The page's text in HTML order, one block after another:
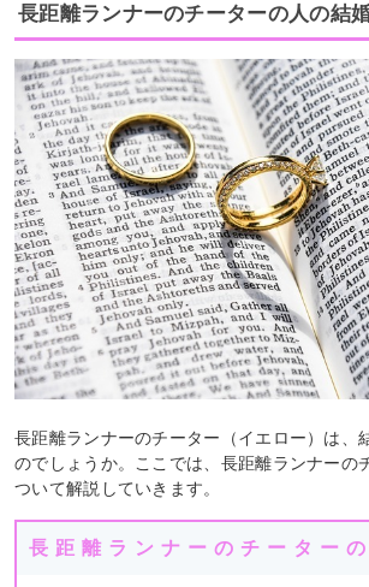
長距離ランナーのチーターの人の結
長距離ランナーのチーター（イエロー）は、
のでしょうか。ここでは、長距離ランナーの
ついて解説していきます。
長距離ランナーのチーター